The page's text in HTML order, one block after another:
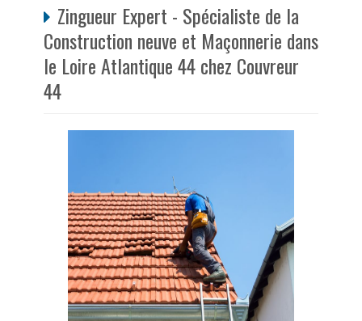
Zingueur Expert - Spécialiste de la
Construction neuve et Maçonnerie dans
le Loire Atlantique 44 chez Couvreur
44